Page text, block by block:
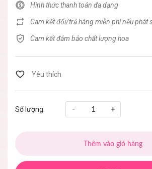
Hình thức thanh toán đa dạng
Cam kết đổi/trả hàng miễn phí nếu phát
Cam kết đảm bảo chất lượng hoa
Số lượng: - +
Thêm vào giỏ hàng